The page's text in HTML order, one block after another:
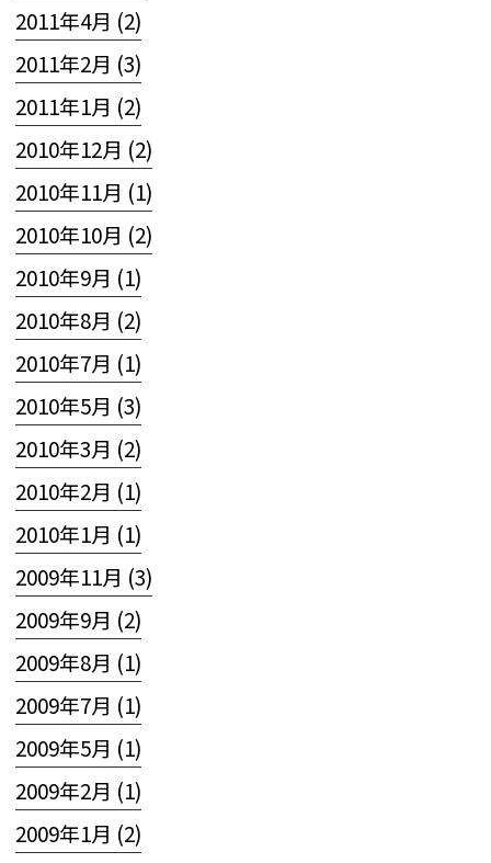
2011年4月 (2)
2011年2月 (3)
2011年1月 (2)
2010年12月 (2)
2010年11月 (1)
2010年10月 (2)
2010年9月 (1)
2010年8月 (2)
2010年7月 (1)
2010年5月 (3)
2010年3月 (2)
2010年2月 (1)
2010年1月 (1)
2009年11月 (3)
2009年9月 (2)
2009年8月 (1)
2009年7月 (1)
2009年5月 (1)
2009年2月 (1)
2009年1月 (2)